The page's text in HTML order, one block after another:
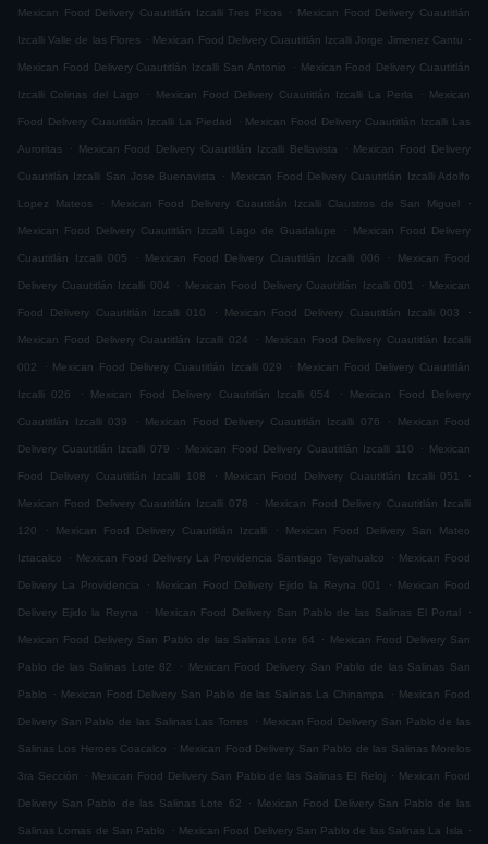
Mexican Food Delivery Cuautitlán Izcalli Tres Picos . Mexican Food Delivery Cuautitlán
Izcalli Valle de las Flores . Mexican Food Delivery Cuautitlán Izcalli Jorge Jimenez Cantu .
Mexican Food Delivery Cuautitlán Izcalli San Antonio . Mexican Food Delivery Cuautitlán
Izcalli Colinas del Lago . Mexican Food Delivery Cuautitlán Izcalli La Perla . Mexican
Food Delivery Cuautitlán Izcalli La Piedad . Mexican Food Delivery Cuautitlán Izcalli Las
Auroritas . Mexican Food Delivery Cuautitlán Izcalli Bellavista . Mexican Food Delivery
Cuautitlán Izcalli San Jose Buenavista . Mexican Food Delivery Cuautitlán Izcalli Adolfo
Lopez Mateos . Mexican Food Delivery Cuautitlán Izcalli Claustros de San Miguel .
Mexican Food Delivery Cuautitlán Izcalli Lago de Guadalupe . Mexican Food Delivery
Cuautitlán Izcalli 005 . Mexican Food Delivery Cuautitlán Izcalli 006 . Mexican Food
Delivery Cuautitlán Izcalli 004 . Mexican Food Delivery Cuautitlán Izcalli 001 . Mexican
Food Delivery Cuautitlán Izcalli 010 . Mexican Food Delivery Cuautitlán Izcalli 003 .
Mexican Food Delivery Cuautitlán Izcalli 024 . Mexican Food Delivery Cuautitlán Izcalli
002 . Mexican Food Delivery Cuautitlán Izcalli 029 . Mexican Food Delivery Cuautitlán
Izcalli 026 . Mexican Food Delivery Cuautitlán Izcalli 054 . Mexican Food Delivery
Cuautitlán Izcalli 039 . Mexican Food Delivery Cuautitlán Izcalli 076 . Mexican Food
Delivery Cuautitlán Izcalli 079 . Mexican Food Delivery Cuautitlán Izcalli 110 . Mexican
Food Delivery Cuautitlán Izcalli 108 . Mexican Food Delivery Cuautitlán Izcalli 051 .
Mexican Food Delivery Cuautitlán Izcalli 078 . Mexican Food Delivery Cuautitlán Izcalli
120 . Mexican Food Delivery Cuautitlán Izcalli . Mexican Food Delivery San Mateo
Iztacalco . Mexican Food Delivery La Providencia Santiago Teyahualco . Mexican Food
Delivery La Providencia . Mexican Food Delivery Ejido la Reyna 001 . Mexican Food
Delivery Ejido la Reyna . Mexican Food Delivery San Pablo de las Salinas El Portal .
Mexican Food Delivery San Pablo de las Salinas Lote 64 . Mexican Food Delivery San
Pablo de las Salinas Lote 82 . Mexican Food Delivery San Pablo de las Salinas San
Pablo . Mexican Food Delivery San Pablo de las Salinas La Chinampa . Mexican Food
Delivery San Pablo de las Salinas Las Torres . Mexican Food Delivery San Pablo de las
Salinas Los Heroes Coacalco . Mexican Food Delivery San Pablo de las Salinas Morelos
3ra Sección . Mexican Food Delivery San Pablo de las Salinas El Reloj . Mexican Food
Delivery San Pablo de las Salinas Lote 62 . Mexican Food Delivery San Pablo de las
Salinas Lomas de San Pablo . Mexican Food Delivery San Pablo de las Salinas La Isla .